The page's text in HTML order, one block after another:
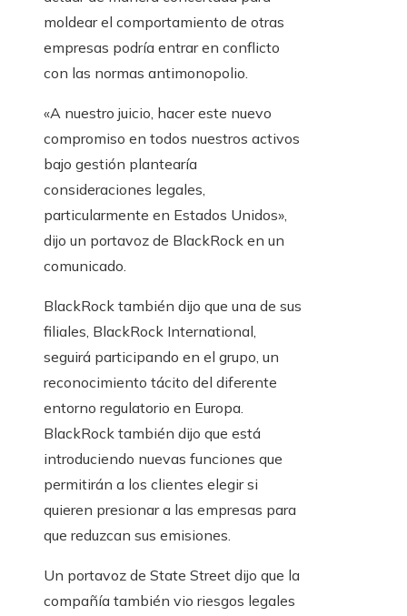
moldear el comportamiento de otras
empresas podría entrar en conflicto
con las normas antimonopolio.
«A nuestro juicio, hacer este nuevo
compromiso en todos nuestros activos
bajo gestión plantearía
consideraciones legales,
particularmente en Estados Unidos»,
dijo un portavoz de BlackRock en un
comunicado.
BlackRock también dijo que una de sus
filiales, BlackRock International,
seguirá participando en el grupo, un
reconocimiento tácito del diferente
entorno regulatorio en Europa.
BlackRock también dijo que está
introduciendo nuevas funciones que
permitirán a los clientes elegir si
quieren presionar a las empresas para
que reduzcan sus emisiones.
Un portavoz de State Street dijo que la
compañía también vio riesgos legales